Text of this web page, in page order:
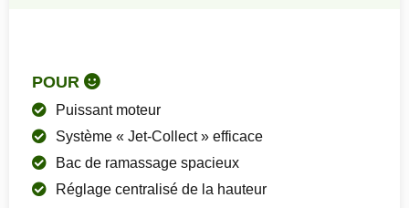
POUR
Puissant moteur
Système « Jet-Collect » efficace
Bac de ramassage spacieux
Réglage centralisé de la hauteur